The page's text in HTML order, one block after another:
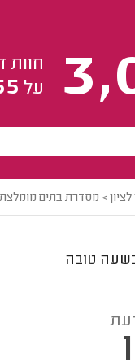
חוות
על
לציון > מסדרת בתים
טובה